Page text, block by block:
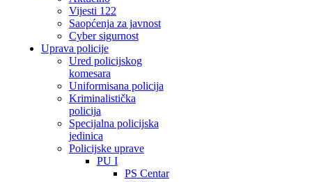
Vijesti 122
Saopćenja za javnost
Cyber sigurnost
Uprava policije
Ured policijskog
komesara
Uniformisana policija
Kriminalistička
policija
Specijalna policijska
jedinica
Policijske uprave
PU I
PS Centar